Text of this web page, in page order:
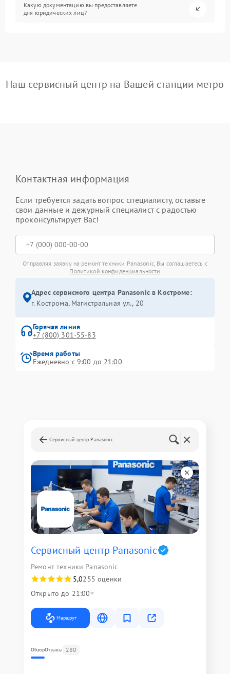
Какую документацию вы предоставляете
для юридических лиц?
Наш сервисный центр на Вашей станции метро
Контактная информация
Если требуется задать вопрос специалисту, оставьте
свои данные и дежурный специалист с радостью
проконсультирует Вас!
Отправляя заявку на ремонт техники Panasonic, Вы соглашаетесь с
Политикой конфиденциальности
Адрес сервисного центра Panasonic в Костроме:
г. Кострома, Магистральная ул., 20
Горячая линия
+7 (800) 301-55-83
Время работы
Ежедневно с 9:00 до 21:00
Сервисный центр Panasonic
Сервисный центр Panasonic
Ремонт техники Panasonic
5,0255 оценки
Открыто до 21:00
Маршрут
ОбзорОтзывы 280